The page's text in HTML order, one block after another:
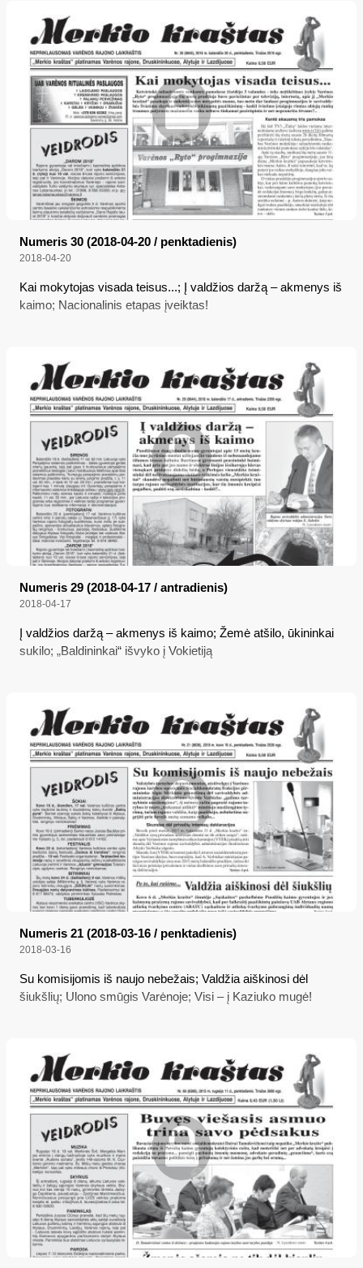
Numeris 30 (2018-04-20 / penktadienis)
2018-04-20
Kai mokytojas visada teisus...; Į valdžios daržą – akmenys iš
kaimo; Nacionalinis etapas įveiktas!
Numeris 29 (2018-04-17 / antradienis)
2018-04-17
Į valdžios daržą – akmenys iš kaimo; Žemė atšilo, ūkininkai
sukilo; „Baldininkai“ išvyko į Vokietiją
Numeris 21 (2018-03-16 / penktadienis)
2018-03-16
Su komisijomis iš naujo nebežais; Valdžia aiškinosi dėl
šiukšlių; Ulono smūgis Varėnoje; Visi – į Kaziuko mugė!